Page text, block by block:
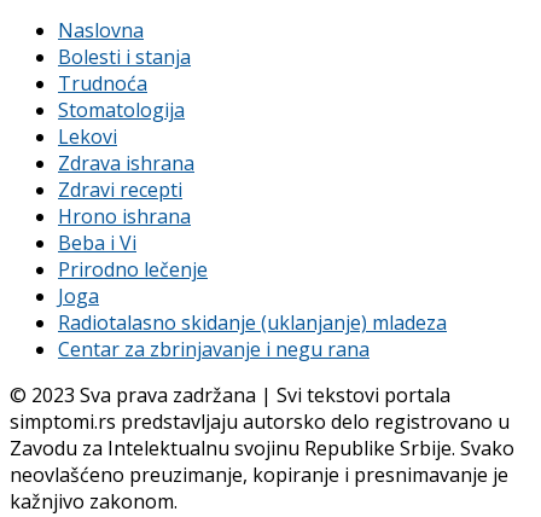
Naslovna
Bolesti i stanja
Trudnoća
Stomatologija
Lekovi
Zdrava ishrana
Zdravi recepti
Hrono ishrana
Beba i Vi
Prirodno lečenje
Joga
Radiotalasno skidanje (uklanjanje) mladeza
Centar za zbrinjavanje i negu rana
© 2023 Sva prava zadržana | Svi tekstovi portala
simptomi.rs predstavljaju autorsko delo registrovano u
Zavodu za Intelektualnu svojinu Republike Srbije. Svako
neovlašćeno preuzimanje, kopiranje i presnimavanje je
kažnjivo zakonom.